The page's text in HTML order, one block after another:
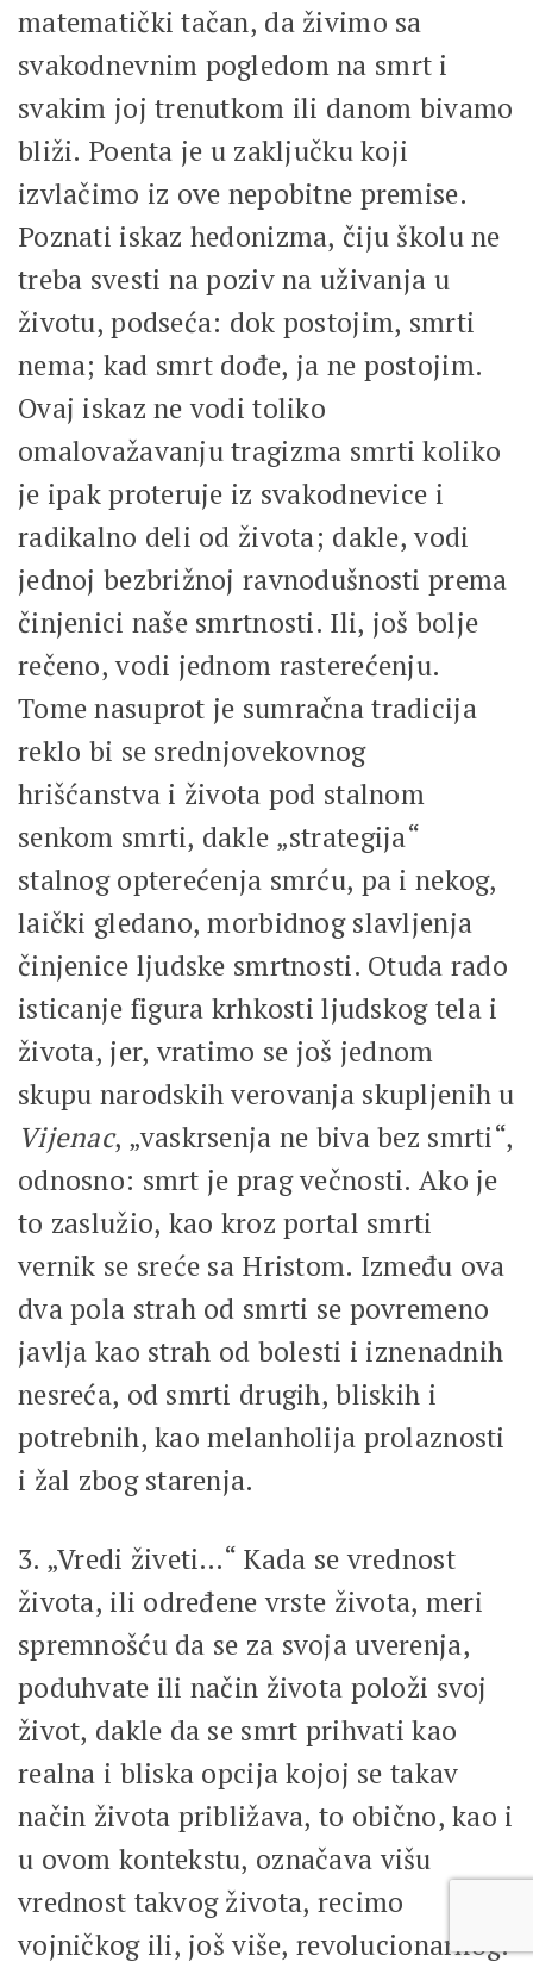
matematički tačan, da živimo sa
svakodnevnim pogledom na smrt i
svakim joj trenutkom ili danom bivamo
bliži. Poenta je u zaključku koji
izvlačimo iz ove nepobitne premise.
Poznati iskaz hedonizma, čiju školu ne
treba svesti na poziv na uživanja u
životu, podseća: dok postojim, smrti
nema; kad smrt dođe, ja ne postojim.
Ovaj iskaz ne vodi toliko
omalovažavanju tragizma smrti koliko
je ipak proteruje iz svakodnevice i
radikalno deli od života; dakle, vodi
jednoj bezbrižnoj ravnodušnosti prema
činjenici naše smrtnosti. Ili, još bolje
rečeno, vodi jednom rasterećenju.
Tome nasuprot je sumračna tradicija
reklo bi se srednjovekovnog
hrišćanstva i života pod stalnom
senkom smrti, dakle „strategija“
stalnog opterećenja smrću, pa i nekog,
laički gledano, morbidnog slavljenja
činjenice ljudske smrtnosti. Otuda rado
isticanje figura krhkosti ljudskog tela i
života, jer, vratimo se još jednom
skupu narodskih verovanja skupljenih u
Vijenac, „vaskrsenja ne biva bez smrti“,
odnosno: smrt je prag večnosti. Ako je
to zaslužio, kao kroz portal smrti
vernik se sreće sa Hristom. Između ova
dva pola strah od smrti se povremeno
javlja kao strah od bolesti i iznenadnih
nesreća, od smrti drugih, bliskih i
potrebnih, kao melanholija prolaznosti
i žal zbog starenja.
3. „Vredi živeti…“ Kada se vrednost
života, ili određene vrste života, meri
spremnošću da se za svoja uverenja,
poduhvate ili način života položi svoj
život, dakle da se smrt prihvati kao
realna i bliska opcija kojoj se takav
način života približava, to obično, kao i
u ovom kontekstu, označava višu
vrednost takvog života, recimo
vojničkog ili, još više, revolucionarnog.